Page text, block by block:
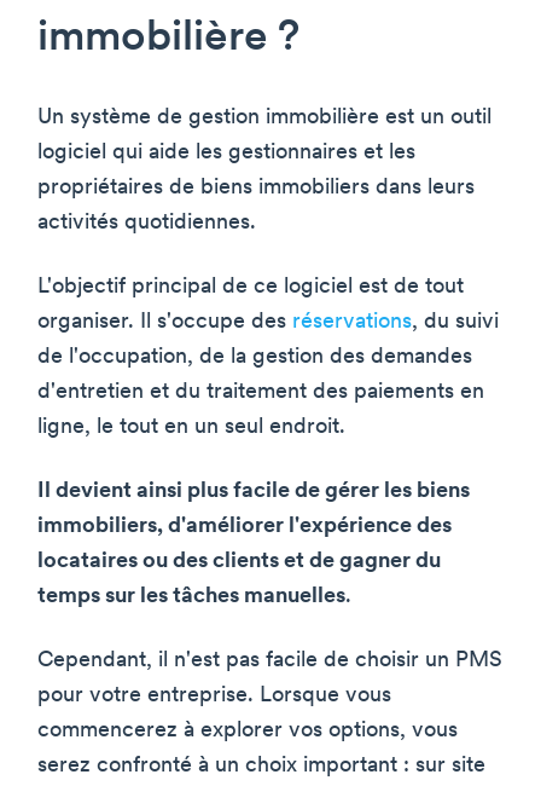
immobilière ?
Un système de gestion immobilière est un outil
logiciel qui aide les gestionnaires et les
propriétaires de biens immobiliers dans leurs
activités quotidiennes.
L'objectif principal de ce logiciel est de tout
organiser. Il s'occupe des réservations, du suivi
de l'occupation, de la gestion des demandes
d'entretien et du traitement des paiements en
ligne, le tout en un seul endroit.
Il devient ainsi plus facile de gérer les biens
immobiliers, d'améliorer l'expérience des
locataires ou des clients et de gagner du
temps sur les tâches manuelles.
Cependant, il n'est pas facile de choisir un PMS
pour votre entreprise. Lorsque vous
commencerez à explorer vos options, vous
serez confronté à un choix important : sur site